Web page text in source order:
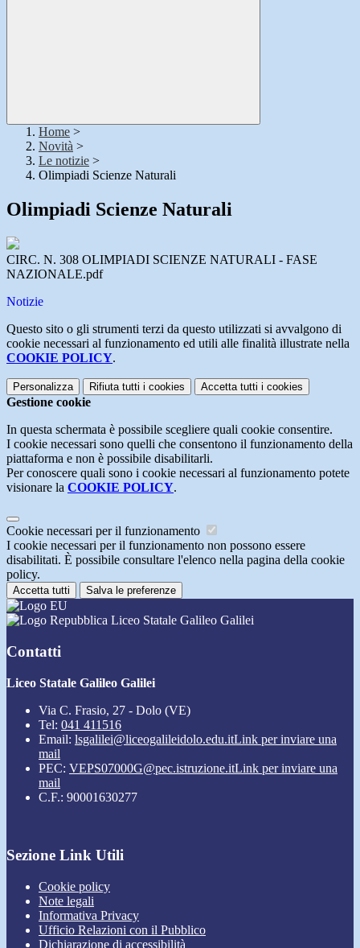
Home >
Novità >
Le notizie >
Olimpiadi Scienze Naturali
Olimpiadi Scienze Naturali
CIRC. N. 308 OLIMPIADI SCIENZE NATURALI - FASE
NAZIONALE.pdf
Notizie
Questo sito o gli strumenti terzi da questo utilizzati si avvalgono di
cookie necessari al funzionamento ed utili alle finalità illustrate nella
COOKIE POLICY.
Personalizza Rifiuta tutti i cookies Accetta tutti i cookies
Gestione cookie
In questa schermata è possibile scegliere quali cookie consentire.
I cookie necessari sono quelli che consentono il funzionamento della
piattaforma e non è possibile disabilitarli.
Per conoscere quali sono i cookie necessari al funzionamento potete
visionare la COOKIE POLICY.
Cookie necessari per il funzionamento
I cookie necessari per il funzionamento non possono essere
disabilitati. È possibile consultare l'elenco nella pagina della cookie
policy.
Accetta tutti Salva le preferenze
Liceo Statale Galileo Galilei
Contatti
Liceo Statale Galileo Galilei
Via C. Frasio, 27 - Dolo (VE)
Tel: 041 411516
Email: lsgalilei@liceogalileidolo.edu.itLink per inviare una
mail
PEC: VEPS07000G@pec.istruzione.itLink per inviare una
mail
C.F.: 90001630277
Sezione Link Utili
Cookie policy
Note legali
Informativa Privacy
Ufficio Relazioni con il Pubblico
Dichiarazione di accessibilità